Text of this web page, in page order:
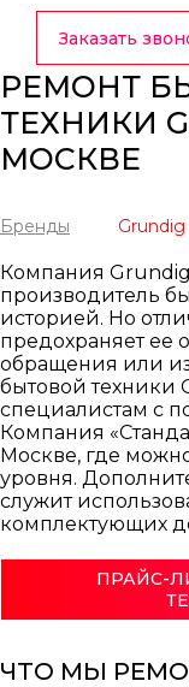
Заказать
РЕМОНТ
ТЕХНИКИ
МОСКВЕ
Бренды Grundig
Компания
производитель
историей. Но
предохраняет ее
обращения или
бытовой техники
специалистам с
Компания
Москве, где
уровня.
служит
комплектующих
ПРАЙС-
ЧТО МЫ